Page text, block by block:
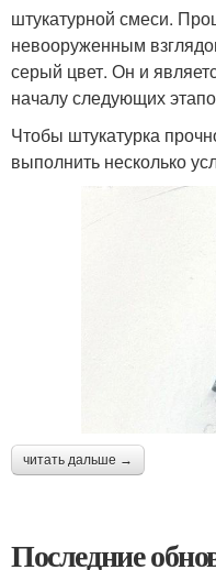
штукатурной смеси.
невооруженным
серый цвет. Он и
началу следующих
Чтобы штукатурка
выполнить несколько
читать дальше →
Последние